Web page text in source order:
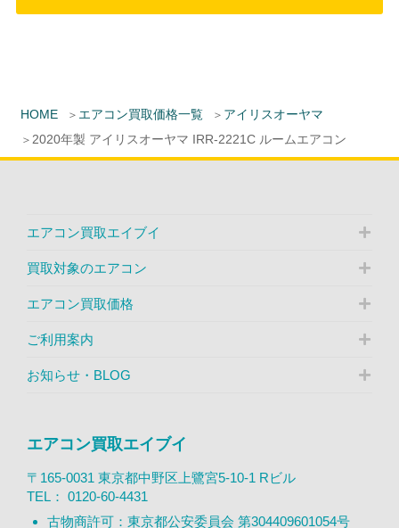
HOME エアコン買取価格一覧
アイリスオーヤマ
2020年製 アイリスオーヤマ IRR-2221C ルームエアコン
エアコン買取エイブイ
買取対象のエアコン
エアコン買取価格
ご利用案内
お知らせ・BLOG
エアコン買取エイブイ
〒165-0031 東京都中野区上鷺宮5-10-1 Rビル
TEL： 0120-60-4431
古物商許可：東京都公安委員会 第304409601054号